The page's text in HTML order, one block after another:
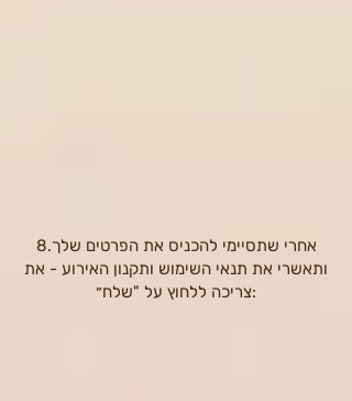
8.אחרי שתסיימי להכניס את הפרטים שלך
ותאשרי את תנאי השימוש ותקנון האירוע - את
צריכה ללחוץ על "שלח״: